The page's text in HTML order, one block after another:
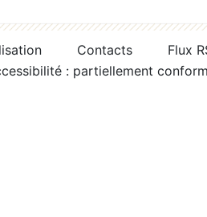
Contacts
Flux
: partiellement